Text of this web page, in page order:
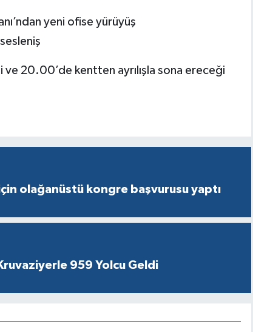
yeni ofise yürüyüş
20.00’de kentten ayrılışla sona ereceği
olağanüstü kongre başvurusu yaptı
959 Yolcu Geldi